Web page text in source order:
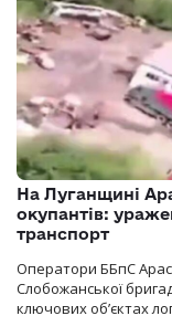
На Луганщині
окупантів:
транспорт
Оператори ББпС
Слобожанської
ключових об’єктах